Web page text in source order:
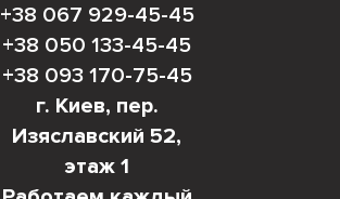
+38 067 929-45-45
+38 050 133-45-45
+38 093 170-75-45
г. Киев, пер.
Изяславский 52,
этаж 1